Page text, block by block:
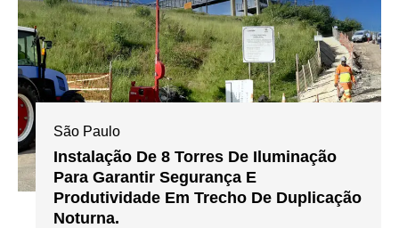
São Paulo
Instalação De 8 Torres De Iluminação
Para Garantir Segurança E
Produtividade Em Trecho De Duplicação
Noturna.